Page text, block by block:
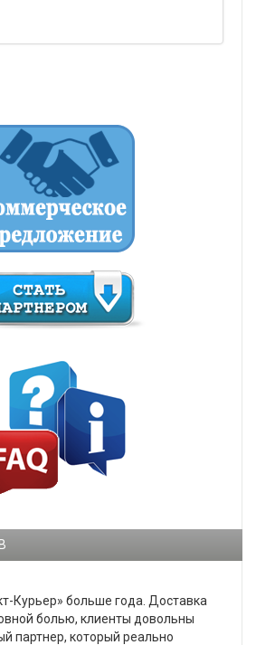
Курьер» больше года. Доставка
болью, клиенты довольны
партнер, который реально